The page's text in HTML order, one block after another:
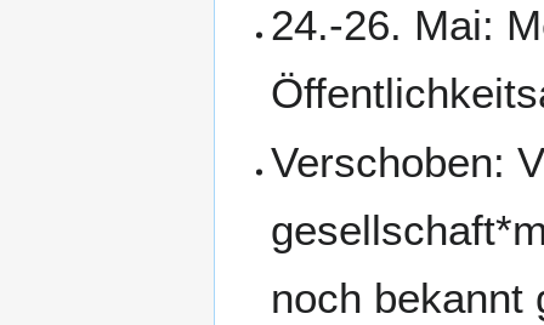
24.-26. Mai:
Verschoben:
noch bekannt